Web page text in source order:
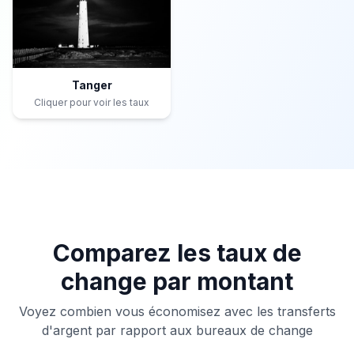
Tanger
Cliquer pour voir les taux
Comparez les taux de
change par montant
Voyez combien vous économisez avec les transferts
d'argent par rapport aux bureaux de change